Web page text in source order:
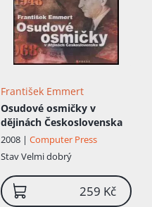
František Emmert
Osudové osmičky v
dějinách Československa
2008 | Computer Press
StavVelmi dobrý
259 Kč